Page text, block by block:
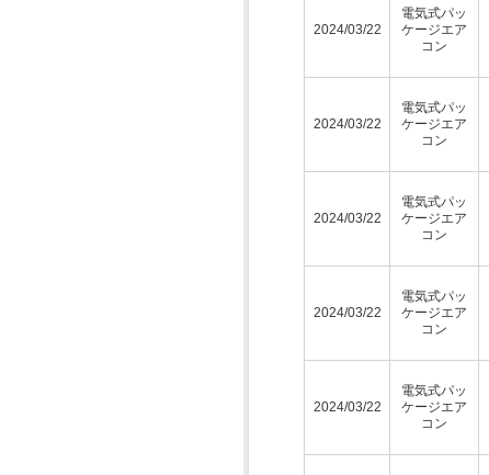
2024/03/22
電気式パッ
ケージエア
コン
2024/03/22
電気式パッ
ケージエア
コン
2024/03/22
電気式パッ
ケージエア
コン
2024/03/22
電気式パッ
ケージエア
コン
2024/03/22
電気式パッ
ケージエア
コン